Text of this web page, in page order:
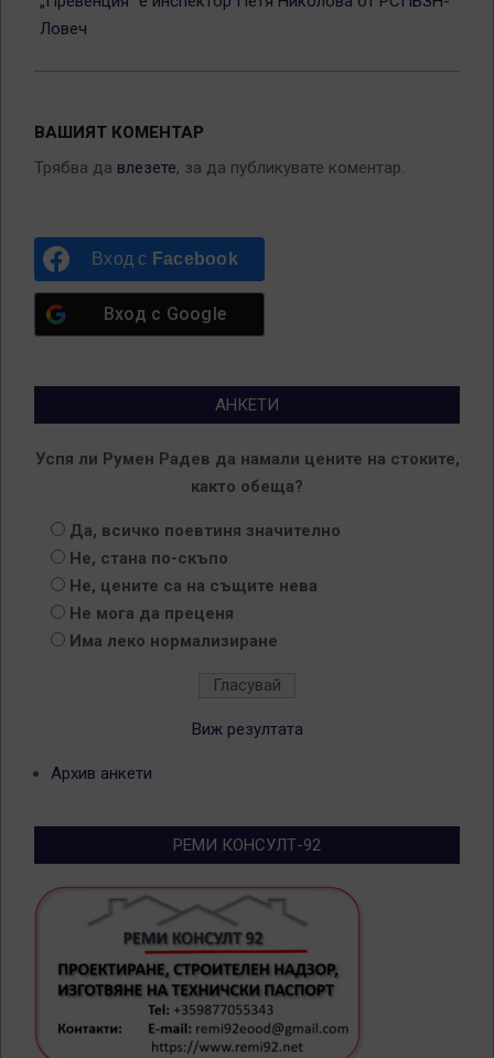
Ловеч
ВАШИЯТ КОМЕНТАР
Трябва да влезете, за да публикувате коментар.
Вход с Facebook
Вход с Google
АНКЕТИ
Успя ли Румен Радев да намали цените на стоките,
както обеща?
Да, всичко поевтиня значително
Не, стана по-скъпо
Не, цените са на същите нева
Не мога да преценя
Има леко нормализиране
Виж резултата
Архив анкети
РЕМИ КОНСУЛТ-92